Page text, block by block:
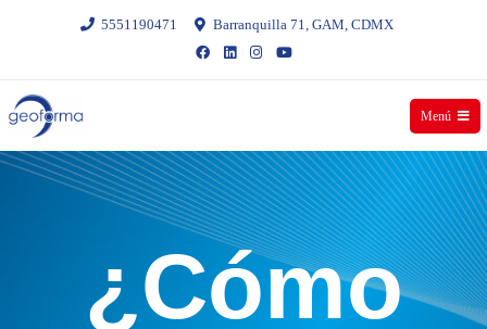
5551190471 Barranquilla 71, GAM, CDMX
Geoforma
Menú
¿Cómo